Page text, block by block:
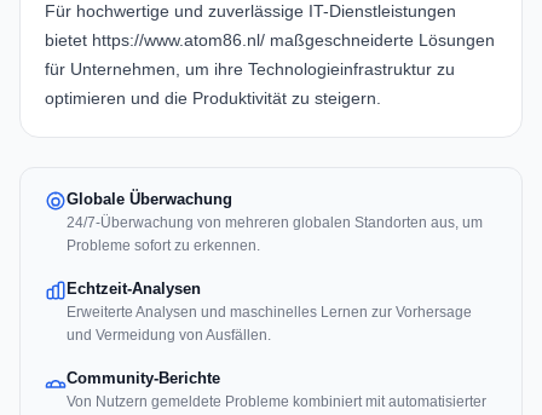
Für hochwertige und zuverlässige IT-Dienstleistungen
bietet https://www.atom86.nl/ maßgeschneiderte Lösungen
für Unternehmen, um ihre Technologieinfrastruktur zu
optimieren und die Produktivität zu steigern.
Globale Überwachung
24/7-Überwachung von mehreren globalen Standorten aus, um
Probleme sofort zu erkennen.
Echtzeit-Analysen
Erweiterte Analysen und maschinelles Lernen zur Vorhersage
und Vermeidung von Ausfällen.
Community-Berichte
Von Nutzern gemeldete Probleme kombiniert mit automatisierter